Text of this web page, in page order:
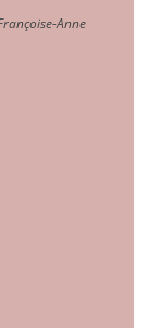
Anne